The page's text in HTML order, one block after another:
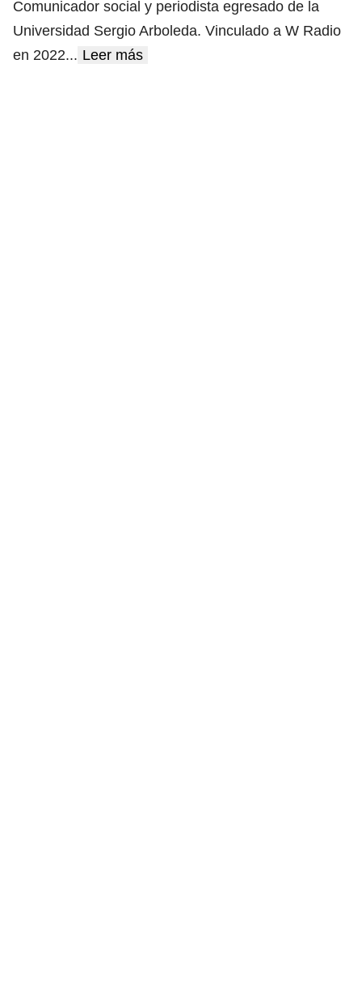
Comunicador social y periodista egresado de la
Universidad Sergio Arboleda. Vinculado a W Radio
en 2022... Leer más